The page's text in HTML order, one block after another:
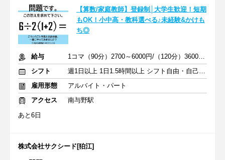
【算数/家庭教師】登録制│大学生歓迎！短期
もOK！小中高・教科選べる♪未経験&かけも
ち◎
給与
1コマ（90分）2700～6000円/（120分）3600～1万2000円 +交通費
シフト
週1日以上 1日1.5時間以上 シフト自由・自己申告
雇用形態
アルバイト・パート
アクセス
南与野駅
あと6日
株式会社サクシード[狛江]